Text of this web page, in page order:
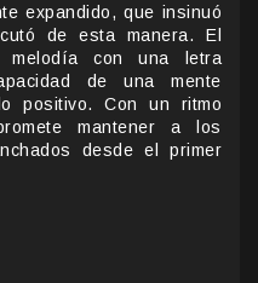
expandido, que insinuó
de esta manera. El
melodía con una letra
de una mente
positivo. Con un ritmo
mantener a los
desde el primer